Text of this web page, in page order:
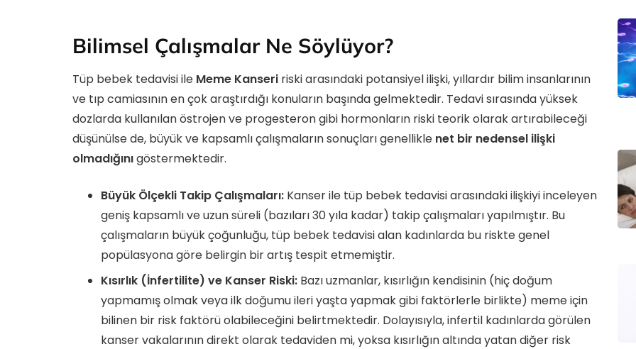
Bilimsel Çalışmalar Ne Söylüyor?
Tüp bebek tedavisi ile Meme Kanseri riski arasındaki potansiyel ilişki, yıllardır bilim insanlarının
ve tıp camiasının en çok araştırdığı konuların başında gelmektedir. Tedavi sırasında yüksek
dozlarda kullanılan östrojen ve progesteron gibi hormonların riski teorik olarak artırabileceği
düşünülse de, büyük ve kapsamlı çalışmaların sonuçları genellikle net bir nedensel ilişki
olmadığınıgöstermektedir.
Büyük Ölçekli Takip Çalışmaları: Kanser ile tüp bebek tedavisi arasındaki ilişkiyi inceleyen
geniş kapsamlı ve uzun süreli (bazıları 30 yıla kadar) takip çalışmaları yapılmıştır. Bu
çalışmaların büyük çoğunluğu, tüp bebek tedavisi alan kadınlarda bu riskte genel
popülasyona göre belirgin bir artış tespit etmemiştir.
Kısırlık (İnfertilite) ve Kanser Riski: Bazı uzmanlar, kısırlığın kendisinin (hiç doğum
yapmamış olmak veya ilk doğumu ileri yaşta yapmak gibi faktörlerle birlikte) meme için
bilinen bir risk faktörü olabileceğini belirtmektedir. Dolayısıyla, infertil kadınlarda görülen
kanser vakalarının direkt olarak tedaviden mi, yoksa kısırlığın altında yatan diğer risk